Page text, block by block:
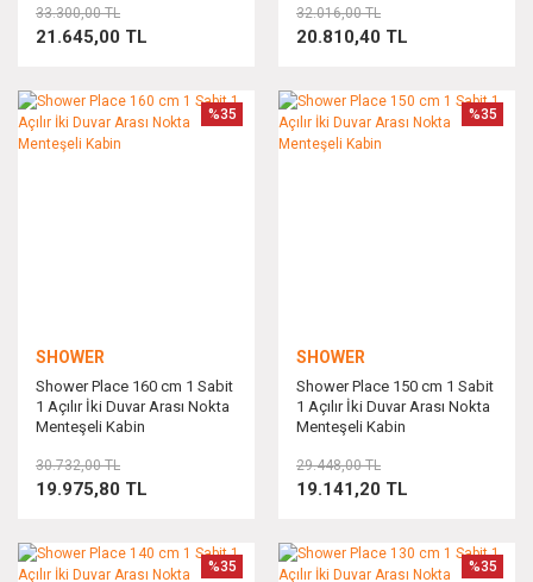
21.645,00 TL
33.300,00 TL
20.810,40 TL
32.016,00 TL
SHOWER
Shower Place 160 cm 1 Sabit
1 Açılır İki Duvar Arası Nokta
Menteşeli Kabin
%35
19.975,80 TL
30.732,00 TL
SHOWER
Shower Place 150 cm 1 Sabit
1 Açılır İki Duvar Arası Nokta
Menteşeli Kabin
%35
19.141,20 TL
29.448,00 TL
%35 %35